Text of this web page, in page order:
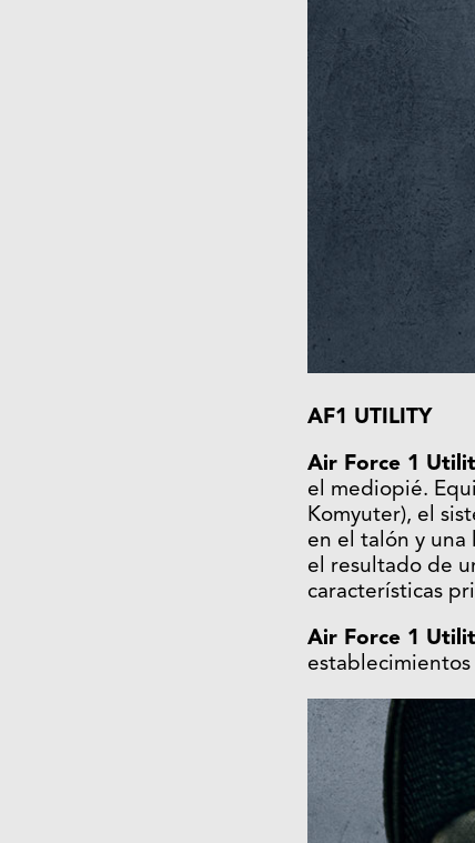
AF1 UTILITY
Air Force 1
el mediopié.
Komyuter), el
en el talón y una
el resultado de
características
Air Force 1
establecimientos